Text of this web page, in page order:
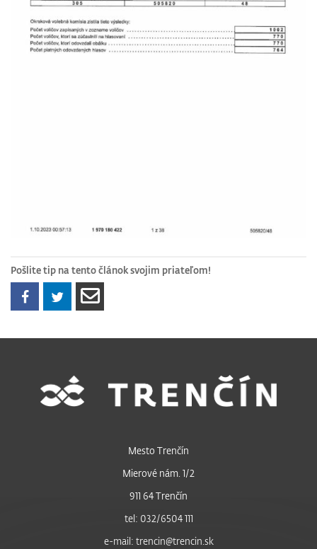
Pošlite tip na tento článok svojim priateľom!
Mesto Trenčín
Mierové nám. 1/2
911 64 Trenčín
tel: 032/6504 111
e-mail: trencin@trencin.sk